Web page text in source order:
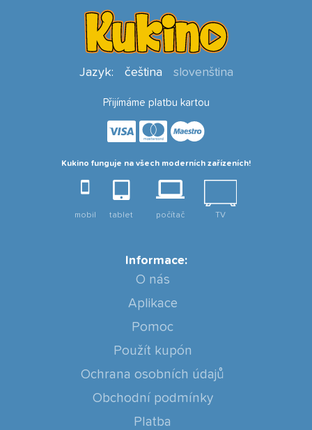
Informace:
O nás
Aplikace
Pomoc
Použít kupón
Ochrana osobních údajů
Obchodní podmínky
Platba
Jazyk: čeština slovenština
Přijímáme platbu kartou
Kukino funguje na všech moderních zařízeních!
mobil tablet počítač TV